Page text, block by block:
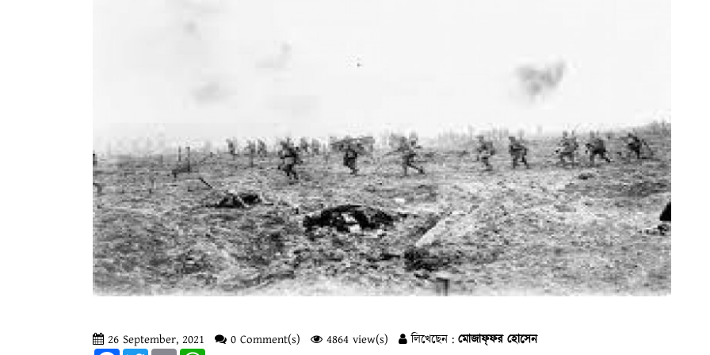
26 September, 2021 0 Comment(s) 4864 view(s) লিখেছেন : মোজাফ্‌ফর হোসেন